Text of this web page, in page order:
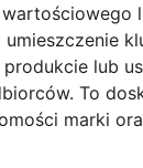
lub
To
marki